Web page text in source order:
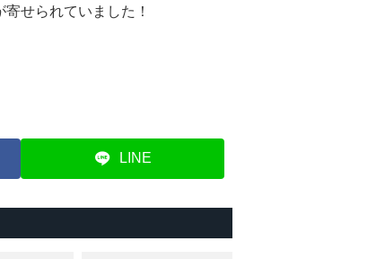
せられていました！
LINE